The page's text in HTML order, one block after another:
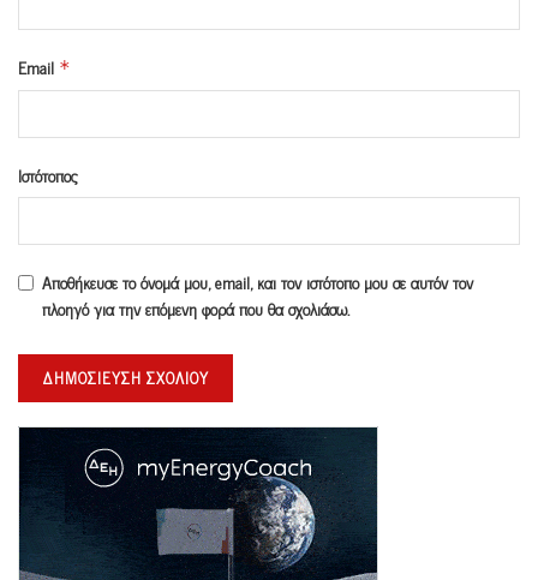
Email *
Ιστότοπος
Αποθήκευσε το όνομά μου, email, και τον ιστότοπο μου σε αυτόν τον
πλοηγό για την επόμενη φορά που θα σχολιάσω.